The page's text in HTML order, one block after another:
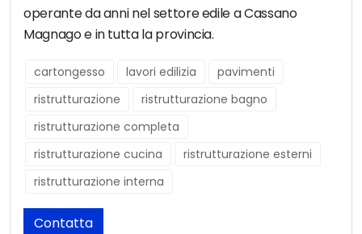
operante da anni nel settore edile a Cassano
Magnago e in tutta la provincia.
cartongesso lavori edilizia
pavimenti
ristrutturazione
ristrutturazione bagno
ristrutturazione completa
ristrutturazione cucina
ristrutturazione esterni
ristrutturazione interna
Contatta